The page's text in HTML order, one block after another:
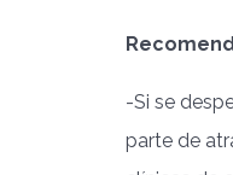
-Si se
parte de